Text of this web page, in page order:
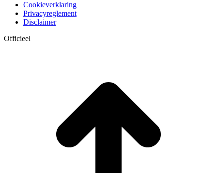
Cookieverklaring
Privacyreglement
Disclaimer
Officieel